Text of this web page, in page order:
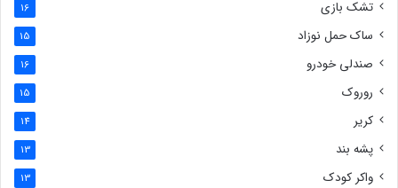
تشک بازی 16
ساک حمل نوزاد 15
صندلی خودرو 16
روروک 15
کریر 14
پشه بند 13
واکر کودک 13